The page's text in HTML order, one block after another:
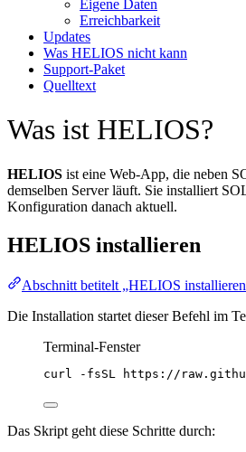
Eigene Daten
Erreichbarkeit
Updates
Was HELIOS nicht kann
Support-Paket
Quelltext
Was ist HELIOS?
HELIOS ist eine Web-App, die neben
demselben Server läuft. Sie installiert
Konfiguration danach aktuell.
HELIOS installieren
Abschnitt betitelt „HELIOS
Die Installation startet dieser Befehl im
Terminal-Fenster
curl -fsSL https://
Das Skript geht diese Schritte durch: